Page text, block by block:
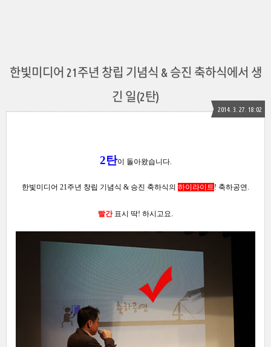
한빛미디어 21주년 창립 기념식 & 승진 축하식에서 생
긴 일(2탄)
2014. 3. 27. 18:02
2탄이 돌아왔습니다.
한빛미디어 21주년 창립 기념식 & 승진 축하식의 하이라이트! 축하공연.
빨간표시 딱! 하시고요.